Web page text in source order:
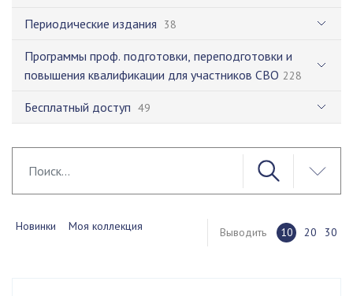
Периодические издания 38
Программы проф. подготовки, переподготовки и
повышения квалификации для участников СВО 228
Бесплатный доступ 49
Новинки Моя коллекция Выводить 10 20 30